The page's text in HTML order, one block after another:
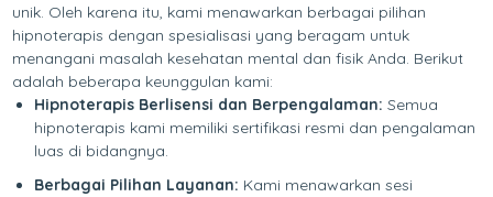
unik. Oleh karena itu, kami menawarkan berbagai pilihan
hipnoterapis dengan spesialisasi yang beragam untuk
menangani masalah kesehatan mental dan fisik Anda. Berikut
adalah beberapa keunggulan kami:
Hipnoterapis Berlisensi dan Berpengalaman: Semua
hipnoterapis kami memiliki sertifikasi resmi dan pengalaman
luas di bidangnya.
Berbagai Pilihan Layanan: Kami menawarkan sesi